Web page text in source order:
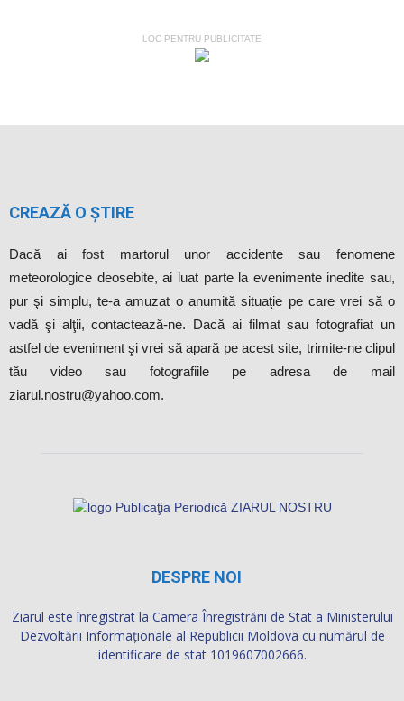
meteorologice deosebite, ai luat parte la evenimente inedite sau,
pur şi simplu, te-a amuzat o anumită situaţie pe care vrei să o
vadă şi alţii, contactează-ne. Dacă ai filmat sau fotografiat un
astfel de eveniment şi vrei să apară pe acest site, trimite-ne clipul
tău video sau fotografiile pe adresa de mail
ziarul.nostru@yahoo.com.
Dezvoltării Informaţionale al Republicii Moldova cu numărul de
identificare de stat 1019607002666.